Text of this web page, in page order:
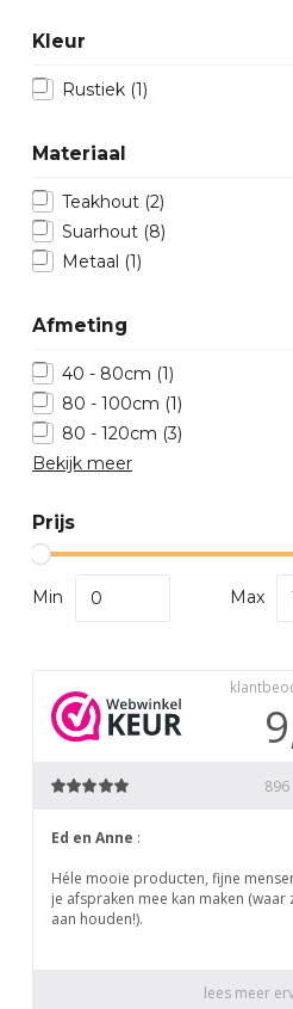
Kleur
Rustiek (1)
Materiaal
Teakhout (2)
Suarhout (8)
Metaal (1)
Afmeting
40 - 80cm (1)
80 - 100cm (1)
80 - 120cm (3)
Bekijk meer
Prijs
Min Max